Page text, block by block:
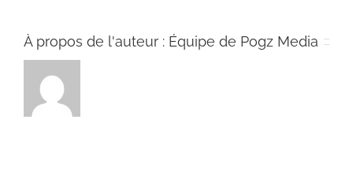
À propos de l'auteur : Équipe de Pogz Media